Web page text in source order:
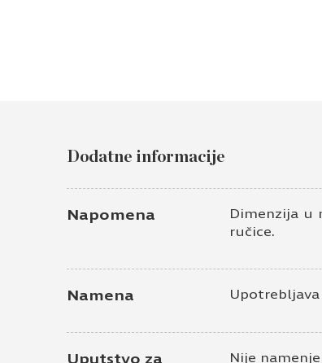
Dodatne informacije
Napomena
Dimenzija u
ručice.
Namena
Uputstvo za
Nije